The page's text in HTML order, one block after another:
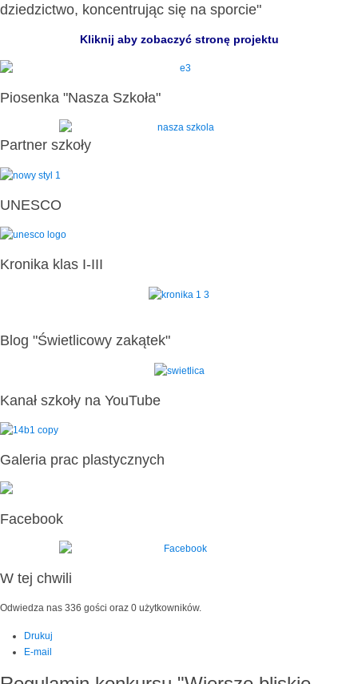
dziedzictwo, koncentrując się na sporcie"
Kliknij aby zobaczyć stronę projektu
Piosenka "Nasza Szkoła"
Partner szkoły
UNESCO
Kronika klas I-III
Blog "Świetlicowy zakątek"
Kanał szkoły na YouTube
Galeria prac plastycznych
Facebook
W tej chwili
Odwiedza nas 336 gości oraz 0 użytkowników.
Drukuj
E-mail